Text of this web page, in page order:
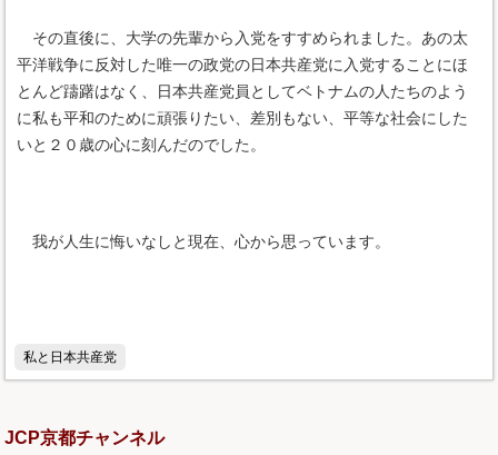
その直後に、大学の先輩から入党をすすめられました。あの太
平洋戦争に反対した唯一の政党の日本共産党に入党することにほ
とんど躊躇はなく、日本共産党員としてベトナムの人たちのよう
に私も平和のために頑張りたい、差別もない、平等な社会にした
いと２０歳の心に刻んだのでした。
我が人生に悔いなしと現在、心から思っています。
私と日本共産党
JCP京都チャンネル